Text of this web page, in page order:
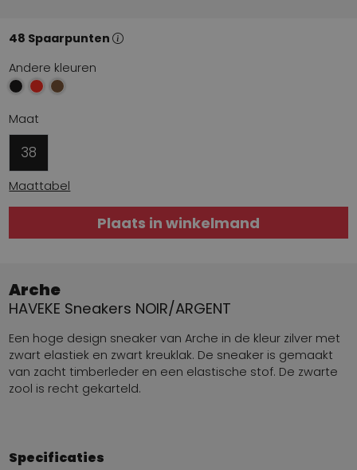
48 Spaarpunten
Andere kleuren
Maat
38
Maattabel
Plaats in winkelmand
Arche
HAVEKE Sneakers NOIR/ARGENT
Een hoge design sneaker van Arche in de kleur zilver met
zwart elastiek en zwart kreuklak. De sneaker is gemaakt
van zacht timberleder en een elastische stof. De zwarte
zool is recht gekarteld.
Specificaties